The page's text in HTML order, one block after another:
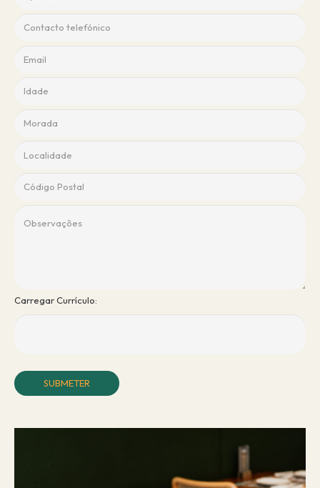
Carregar Currículo:
Please leave this field empty.